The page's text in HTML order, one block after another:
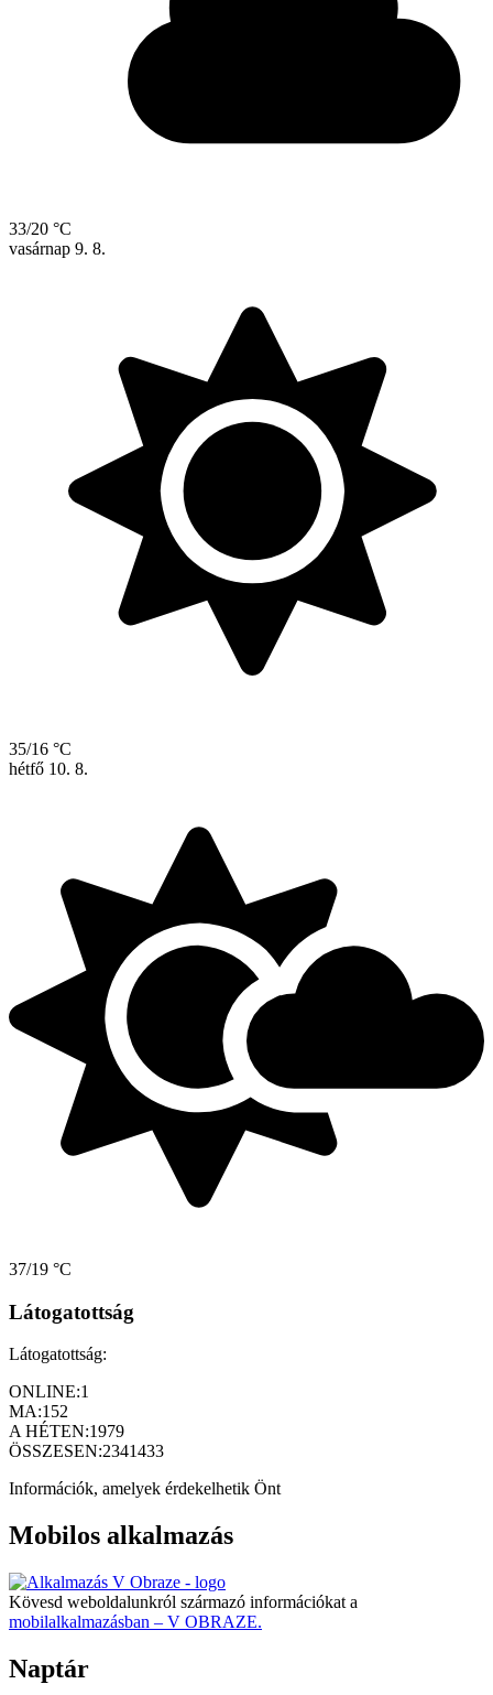
33/20 °C
vasárnap 9. 8.
35/16 °C
hétfő 10. 8.
37/19 °C
Látogatottság
Látogatottság:
ONLINE:1
MA:152
A HÉTEN:1979
ÖSSZESEN:2341433
Információk, amelyek érdekelhetik Önt
Mobilos alkalmazás
Kövesd weboldalunkról származó információkat a
mobilalkalmazásban – V OBRAZE.
Naptár